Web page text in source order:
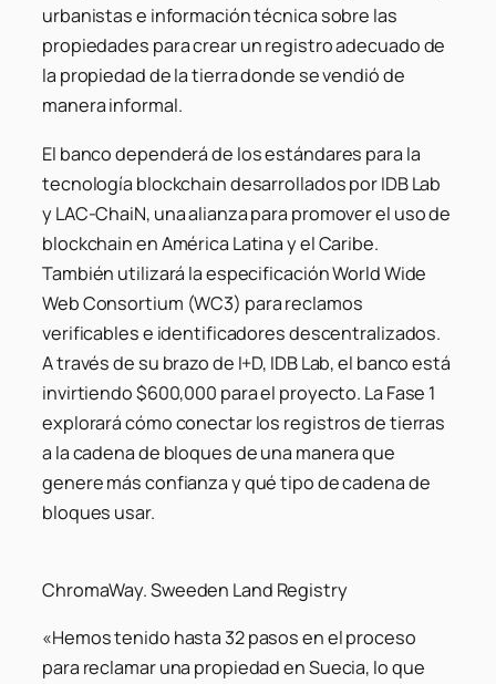
urbanistas e información técnica sobre las
propiedades para crear un registro adecuado de
la propiedad de la tierra donde se vendió de
manera informal.
El banco dependerá de los estándares para la
tecnología blockchain desarrollados por IDB Lab
y LAC-ChaiN, una alianza para promover el uso de
blockchain en América Latina y el Caribe.
También utilizará la especificación World Wide
Web Consortium (WC3) para reclamos
verificables e identificadores descentralizados.
A través de su brazo de I+D, IDB Lab, el banco está
invirtiendo $600,000 para el proyecto. La Fase 1
explorará cómo conectar los registros de tierras
a la cadena de bloques de una manera que
genere más confianza y qué tipo de cadena de
bloques usar.
ChromaWay. Sweeden Land Registry
«Hemos tenido hasta 32 pasos en el proceso
para reclamar una propiedad en Suecia, lo que